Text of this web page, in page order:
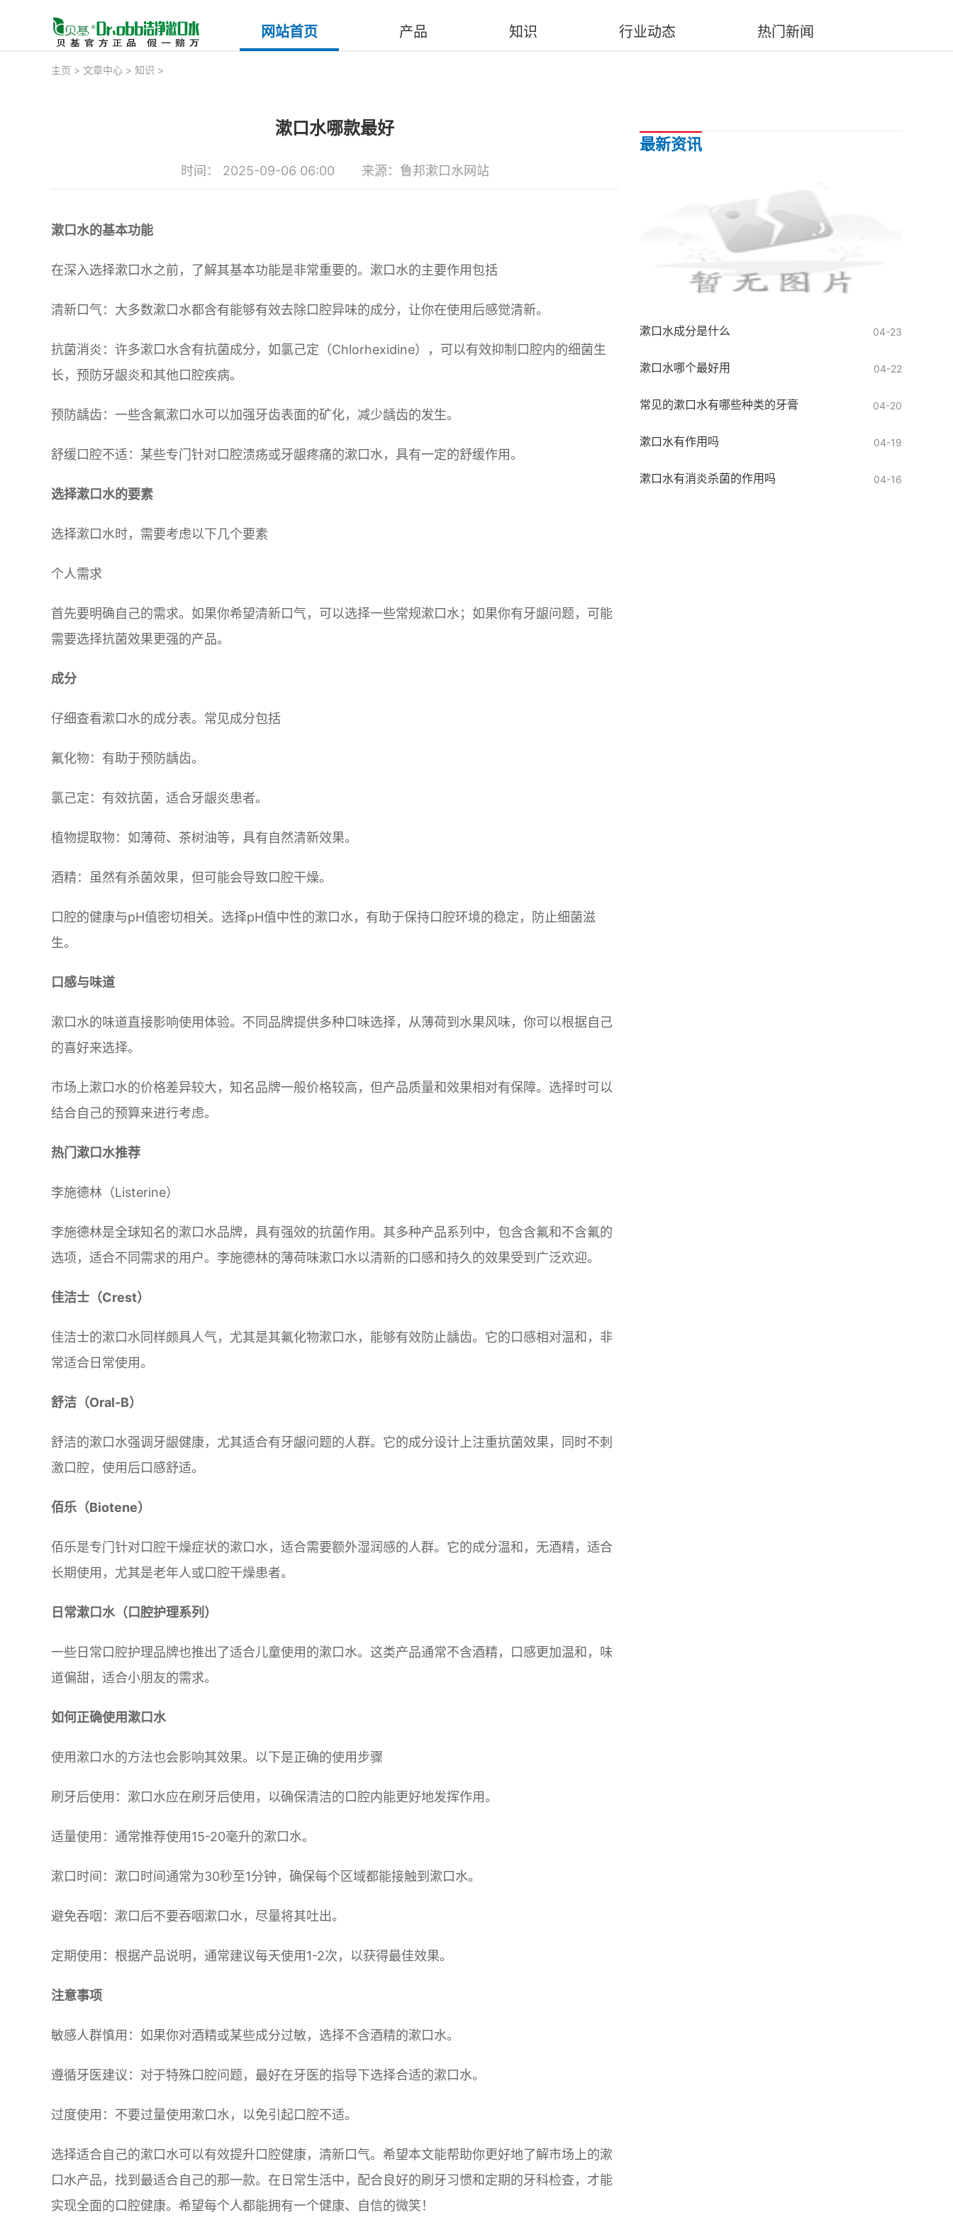
网站首页 产品 知识 行业动态 热门新闻
主页 > 文章中心 > 知识 >
漱口水哪款最好
时间： 2025-09-06 06:00 来源：鲁邦漱口水网站
漱口水的基本功能
在深入选择漱口水之前，了解其基本功能是非常重要的。漱口水的主要作用包括
清新口气：大多数漱口水都含有能够有效去除口腔异味的成分，让你在使用后感觉清新。
抗菌消炎：许多漱口水含有抗菌成分，如氯己定（Chlorhexidine），可以有效抑制口腔内的细菌生
长，预防牙龈炎和其他口腔疾病。
预防龋齿：一些含氟漱口水可以加强牙齿表面的矿化，减少龋齿的发生。
舒缓口腔不适：某些专门针对口腔溃疡或牙龈疼痛的漱口水，具有一定的舒缓作用。
选择漱口水的要素
选择漱口水时，需要考虑以下几个要素
个人需求
首先要明确自己的需求。如果你希望清新口气，可以选择一些常规漱口水；如果你有牙龈问题，可能
需要选择抗菌效果更强的产品。
成分
仔细查看漱口水的成分表。常见成分包括
氟化物：有助于预防龋齿。
氯己定：有效抗菌，适合牙龈炎患者。
植物提取物：如薄荷、茶树油等，具有自然清新效果。
酒精：虽然有杀菌效果，但可能会导致口腔干燥。
口腔的健康与pH值密切相关。选择pH值中性的漱口水，有助于保持口腔环境的稳定，防止细菌滋
生。
口感与味道
漱口水的味道直接影响使用体验。不同品牌提供多种口味选择，从薄荷到水果风味，你可以根据自己
的喜好来选择。
市场上漱口水的价格差异较大，知名品牌一般价格较高，但产品质量和效果相对有保障。选择时可以
结合自己的预算来进行考虑。
热门漱口水推荐
李施德林（Listerine）
李施德林是全球知名的漱口水品牌，具有强效的抗菌作用。其多种产品系列中，包含含氟和不含氟的
选项，适合不同需求的用户。李施德林的薄荷味漱口水以清新的口感和持久的效果受到广泛欢迎。
佳洁士（Crest）
佳洁士的漱口水同样颇具人气，尤其是其氟化物漱口水，能够有效防止龋齿。它的口感相对温和，非
常适合日常使用。
舒洁（Oral-B）
舒洁的漱口水强调牙龈健康，尤其适合有牙龈问题的人群。它的成分设计上注重抗菌效果，同时不刺
激口腔，使用后口感舒适。
佰乐（Biotene）
佰乐是专门针对口腔干燥症状的漱口水，适合需要额外湿润感的人群。它的成分温和，无酒精，适合
长期使用，尤其是老年人或口腔干燥患者。
日常漱口水（口腔护理系列）
一些日常口腔护理品牌也推出了适合儿童使用的漱口水。这类产品通常不含酒精，口感更加温和，味
道偏甜，适合小朋友的需求。
如何正确使用漱口水
使用漱口水的方法也会影响其效果。以下是正确的使用步骤
刷牙后使用：漱口水应在刷牙后使用，以确保清洁的口腔内能更好地发挥作用。
适量使用：通常推荐使用15-20毫升的漱口水。
漱口时间：漱口时间通常为30秒至1分钟，确保每个区域都能接触到漱口水。
避免吞咽：漱口后不要吞咽漱口水，尽量将其吐出。
定期使用：根据产品说明，通常建议每天使用1-2次，以获得最佳效果。
注意事项
敏感人群慎用：如果你对酒精或某些成分过敏，选择不含酒精的漱口水。
遵循牙医建议：对于特殊口腔问题，最好在牙医的指导下选择合适的漱口水。
过度使用：不要过量使用漱口水，以免引起口腔不适。
选择适合自己的漱口水可以有效提升口腔健康，清新口气。希望本文能帮助你更好地了解市场上的漱
口水产品，找到最适合自己的那一款。在日常生活中，配合良好的刷牙习惯和定期的牙科检查，才能
实现全面的口腔健康。希望每个人都能拥有一个健康、自信的微笑！
最新资讯
漱口水成分是什么 04-23
漱口水哪个最好用 04-22
常见的漱口水有哪些种类的牙膏 04-20
漱口水有作用吗 04-19
漱口水有消炎杀菌的作用吗 04-16